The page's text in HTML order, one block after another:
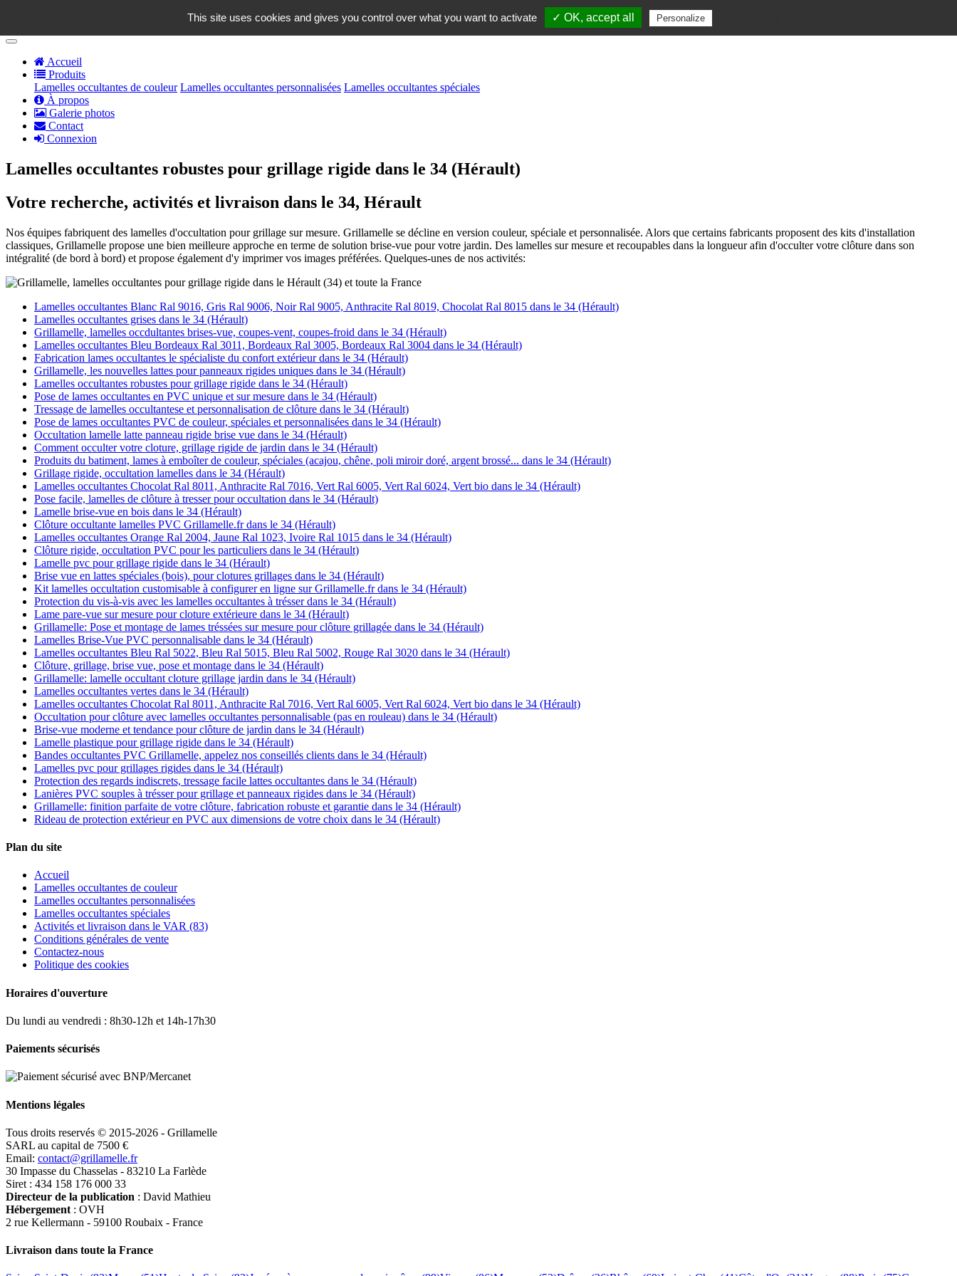
Accueil
Produits
Lamelles occultantes de couleur Lamelles occultantes personnalisées Lamelles occultantes spéciales
À propos
Galerie photos
Contact
Connexion
Lamelles occultantes robustes pour grillage rigide dans le 34 (Hérault)
Votre recherche, activités et livraison dans le 34, Hérault
Nos équipes fabriquent des lamelles d'occultation pour grillage sur mesure. Grillamelle se décline en version couleur, spéciale et personnalisée. Alors que certains fabricants proposent des kits d'installation
classiques, Grillamelle propose une bien meilleure approche en terme de solution brise-vue pour votre jardin. Des lamelles sur mesure et recoupables dans la longueur afin d'occulter votre clôture dans son
intégralité (de bord à bord) et propose également d'y imprimer vos images préférées. Quelques-unes de nos activités:
Lamelles occultantes Blanc Ral 9016, Gris Ral 9006, Noir Ral 9005, Anthracite Ral 8019, Chocolat Ral 8015 dans le 34 (Hérault)
Lamelles occultantes grises dans le 34 (Hérault)
Grillamelle, lamelles occdultantes brises-vue, coupes-vent, coupes-froid dans le 34 (Hérault)
Lamelles occultantes Bleu Bordeaux Ral 3011, Bordeaux Ral 3005, Bordeaux Ral 3004 dans le 34 (Hérault)
Fabrication lames occultantes le spécialiste du confort extérieur dans le 34 (Hérault)
Grillamelle, les nouvelles lattes pour panneaux rigides uniques dans le 34 (Hérault)
Lamelles occultantes robustes pour grillage rigide dans le 34 (Hérault)
Pose de lames occultantes en PVC unique et sur mesure dans le 34 (Hérault)
Tressage de lamelles occultantese et personnalisation de clôture dans le 34 (Hérault)
Pose de lames occultantes PVC de couleur, spéciales et personnalisées dans le 34 (Hérault)
Occultation lamelle latte panneau rigide brise vue dans le 34 (Hérault)
Comment occulter votre cloture, grillage rigide de jardin dans le 34 (Hérault)
Produits du batiment, lames à emboîter de couleur, spéciales (acajou, chêne, poli miroir doré, argent brossé... dans le 34 (Hérault)
Grillage rigide, occultation lamelles dans le 34 (Hérault)
Lamelles occultantes Chocolat Ral 8011, Anthracite Ral 7016, Vert Ral 6005, Vert Ral 6024, Vert bio dans le 34 (Hérault)
Pose facile, lamelles de clôture à tresser pour occultation dans le 34 (Hérault)
Lamelle brise-vue en bois dans le 34 (Hérault)
Clôture occultante lamelles PVC Grillamelle.fr dans le 34 (Hérault)
Lamelles occultantes Orange Ral 2004, Jaune Ral 1023, Ivoire Ral 1015 dans le 34 (Hérault)
Clôture rigide, occultation PVC pour les particuliers dans le 34 (Hérault)
Lamelle pvc pour grillage rigide dans le 34 (Hérault)
Brise vue en lattes spéciales (bois), pour clotures grillages dans le 34 (Hérault)
Kit lamelles occultation customisable à configurer en ligne sur Grillamelle.fr dans le 34 (Hérault)
Protection du vis-à-vis avec les lamelles occultantes à trésser dans le 34 (Hérault)
Lame pare-vue sur mesure pour cloture extérieure dans le 34 (Hérault)
Grillamelle: Pose et montage de lames tréssées sur mesure pour clôture grillagée dans le 34 (Hérault)
Lamelles Brise-Vue PVC personnalisable dans le 34 (Hérault)
Lamelles occultantes Bleu Ral 5022, Bleu Ral 5015, Bleu Ral 5002, Rouge Ral 3020 dans le 34 (Hérault)
Clôture, grillage, brise vue, pose et montage dans le 34 (Hérault)
Grillamelle: lamelle occultant cloture grillage jardin dans le 34 (Hérault)
Lamelles occultantes vertes dans le 34 (Hérault)
Lamelles occultantes Chocolat Ral 8011, Anthracite Ral 7016, Vert Ral 6005, Vert Ral 6024, Vert bio dans le 34 (Hérault)
Occultation pour clôture avec lamelles occultantes personnalisable (pas en rouleau) dans le 34 (Hérault)
Brise-vue moderne et tendance pour clôture de jardin dans le 34 (Hérault)
Lamelle plastique pour grillage rigide dans le 34 (Hérault)
Bandes occultantes PVC Grillamelle, appelez nos conseillés clients dans le 34 (Hérault)
Lamelles pvc pour grillages rigides dans le 34 (Hérault)
Protection des regards indiscrets, tressage facile lattes occultantes dans le 34 (Hérault)
Lanières PVC souples à trésser pour grillage et panneaux rigides dans le 34 (Hérault)
Grillamelle: finition parfaite de votre clôture, fabrication robuste et garantie dans le 34 (Hérault)
Rideau de protection extérieur en PVC aux dimensions de votre choix dans le 34 (Hérault)
Plan du site
Accueil
Lamelles occultantes de couleur
Lamelles occultantes personnalisées
Lamelles occultantes spéciales
Activités et livraison dans le VAR (83)
Conditions générales de vente
Contactez-nous
Politique des cookies
Horaires d'ouverture
Du lundi au vendredi : 8h30-12h et 14h-17h30
Paiements sécurisés
Mentions légales
Tous droits reservés © 2015-2026 - Grillamelle
SARL au capital de 7500 €
Email: contact@grillamelle.fr
30 Impasse du Chasselas - 83210 La Farlède
Siret : 434 158 176 000 33
Directeur de la publication : David Mathieu
Hébergement : OVH
2 rue Kellermann - 59100 Roubaix - France
Livraison dans toute la France
This site uses cookies and gives you control over what you want to activate ✓ OK, accept all Personalize